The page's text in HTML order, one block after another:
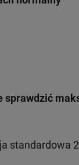
sprawdzić
standardowa